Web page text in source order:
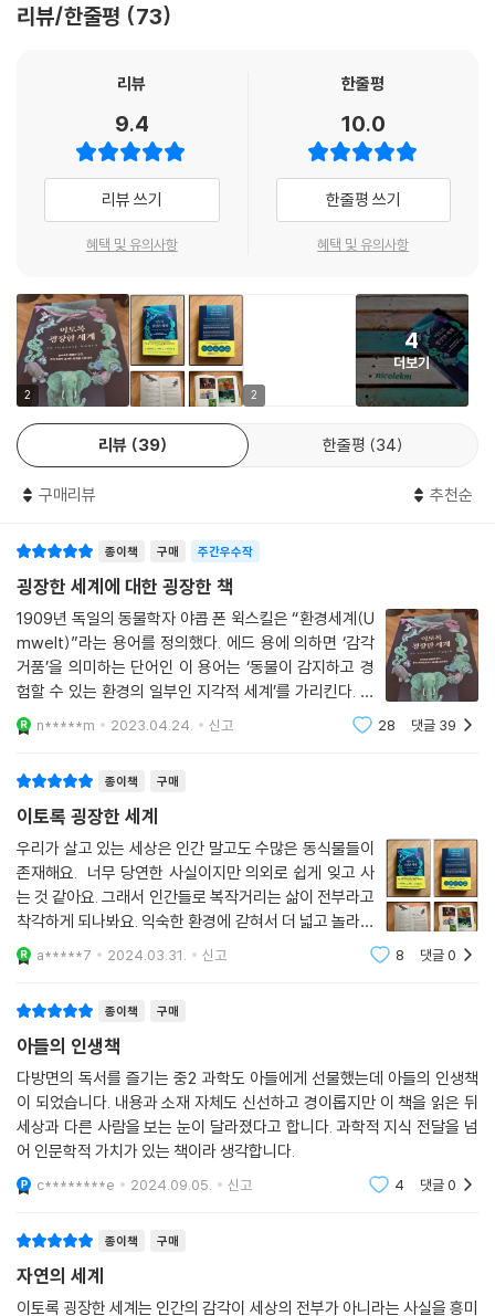
이에 반해, 인간은 머리 중앙에 오직 두 개의 눈을 갖고 있을 뿐인데, 자연
유한 생물’만큼 다양한 눈이 존재한다. 저자는 이 책이 뛰어난 감각기관을
히 말한다. 인간의 이익을 위해 동물의 감각을 모방할 궁리를 하거나 그 탁
월함에 감탄하며 순위를 매길 것이 아니라, 동물을 ‘그 자체’로 바라보는 것
이 가치 있다고 말이다.
에드 용은 동물학자 야콥 폰 윅스퀼이 정의한 ‘환경세계’(umwelten)를
있는 세계의 아주 작은 부분만을 인식한다는 점을 강조한다. 그렇기에 다
른 동물에게는 자연스러운 감각이 인간에게는 초자연적인 것처럼 느껴지
기도 한다. 실제로 대부분의 포유류는 초음파 범위까지 잘 들을 수 있다. 다
른 동물들에게는 일상적인 주파수를 ‘초’음파라고 부르는 것은 인간이 자
신의 한계를 그만큼 인식하지 못하기 때문이다.
이 책은 전통적인 분류 방식인 오감이 아닌, 지구상의 생명체들이 감각할
응하는 감각으로 각 장을 구성했다. 이 중에는 ‘사색형 색각’으로 새로운 차
리, ‘자기장’을 통해 5~10년 동안 대서양을 항해하는 거북처럼 인간에게
없는 감각을 사용하는 놀라운 동물들이 있다. 지구라는 동일한 물리적 공
간에서 각각의 생명체들은 마치 평행우주에 사는 것처럼 전혀 다른 경험을
한다. 우리는 동물들의 눈과 귀, 코와 피부를 통해 지구 환경을 탐험함으로
써 우리의 세계를 확장해 나가게 될 것이다.
“수면 위에 가만히 떠 있기만 한 해달은 게으른 걸까?”
지금까지 봐왔던 모든 생명체의 움직임을 재고하게 만드는 숨겨진 이야기
들
우리에게 익숙한 해달의 모습은 수면 위에 반듯이 누운 채 두 손을 배 위에
올려놓고 있는 경우가 대부분이다. 이런 장면은 그들이 게으르고 무기력하
다는 고정관념을 초래한다. 하지만 이는 다분히 인간 중심적인 착각이다.
해달은 체온을 유지하기 위해 매일 체중의 4분의 1에 상당하는 먹이를 먹
어야 하며, 밤낮을 가리지 않고 분주한 발놀림으로 먹이를 찾는다. 날씨가
더워지면 정신없이 날아다니는 파리가 극성이다. 파리는 왜 잠시도 쉬지
수 있다. 그들은 온도차를 느끼면 엄청난 속도로 방향을 전환해 조금이라
도 더 쾌적한 곳으로 향한다. 저자는 항상 무작위적이고 혼란스러워 보였
던 파리의 진로가 알고 보니 목적의식을 가진 것이라는 사실을 알게 된 후
로 자신이 이제껏 봐온 모든 파리의 움직임을 재고하게 되었다고 고백한
다. 이처럼 우리는 세상을 바라보는 특정한 방식에 너무 익숙해져 있다. 게
다가 인간은 매우 시각적인 동물이라 다른 감각을 설명할 때 시각적 은유
를 피하는 것을 매우 어려워한다. 심지어 전기장을 탐지하는 능력처럼 인
간에게 없는 감각을 설명할 때도 과학자들은 ‘이미지’와 ‘그림자’를 들먹인
이 책에 등장하는 과학자들은 동물의 삶을 그들의 감각이 아닌 우리의 감
각으로 재단하는 것을 경계하며, 동물의 감각을 연구하는 일은 어렵고 겸
리뷰/한줄평 73
리뷰
9.4
리뷰 쓰기
혜택 및 유의사항
한줄평
10.0
한줄평 쓰기
혜택 및 유의사항
2 2
4
더보기
리뷰 39 한줄평 34
구매리뷰 추천순
종이책 구매 주간우수작
굉장한 세계에 대한 굉장한 책
1909년 독일의 동물학자 야콥 폰 윅스킬은 “환경세계(U
mwelt)”라는 용어를 정의했다. 에드 용에 의하면 ‘감각
거품’을 의미하는 단어인 이 용어는 ‘동물이 감지하고 경
험할 수 있는 환경의 일부인 지각적 세계’를 가리킨다. 사
람과 박쥐와 문어는 환경을 지각하는 체계가 다르기 때문
에 서로 다른 환경세계를 가지고 있다는 뜻이다. 그런데
n*****m 2023.04.24. 신고 28 댓글 39
종이책 구매
이토록 굉장한 세계
우리가 살고 있는 세상은 인간 말고도 수많은 동식물들이
존재해요. 너무 당연한 사실이지만 의외로 쉽게 잊고 사
는 것 같아요. 그래서 인간들로 복작거리는 삶이 전부라고
착각하게 되나봐요. 익숙한 환경에 갇혀서 더 넓고 놀라운
세상을 볼 줄 몰랐던 거죠. 바로 그 사실을 깨닫게 해준 책
이 있어요.《이토록 굉장한 세계》는 경이로운 동물의 감각
a*****7 2024.03.31. 신고 8 댓글0
종이책 구매
아들의 인생책
다방면의 독서를 즐기는 중2 과학도 아들에게 선물했는데 아들의 인생책
이 되었습니다. 내용과 소재 자체도 신선하고 경이롭지만 이 책을 읽은 뒤
세상과 다른 사람을 보는 눈이 달라졌다고 합니다. 과학적 지식 전달을 넘
어 인문학적 가치가 있는 책이라 생각합니다.
c********e 2024.09.05. 신고 4 댓글0
종이책 구매
자연의 세계
이토록 굉장한 세계는 인간의 감각이 세상의 전부가 아니라는 사실을 흥미